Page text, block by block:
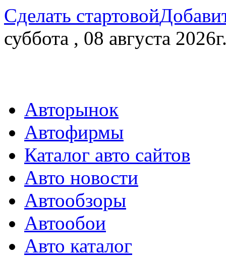
Сделать стартовой
суббота , 08 августа
Авторынок
Автофирмы
Каталог авто сайтов
Авто новости
Автообзоры
Автообои
Авто каталог